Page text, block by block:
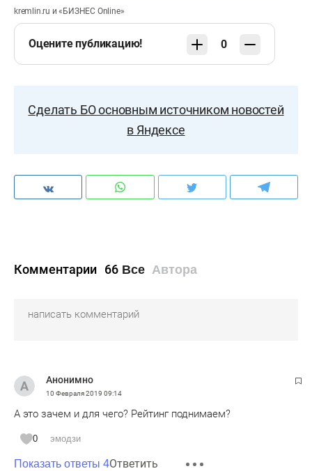
kremlin.ru и «БИЗНЕС Online»
Оцените публикацию! 0
Сделать БО основным источником новостей
в Яндексе
Комментарии 66 Все Автора
Анонимно
10 Февраля 2019 09:14
А это зачем и для чего? Рейтинг поднимаем?
0 эмодзи
Показать ответы 4Ответить